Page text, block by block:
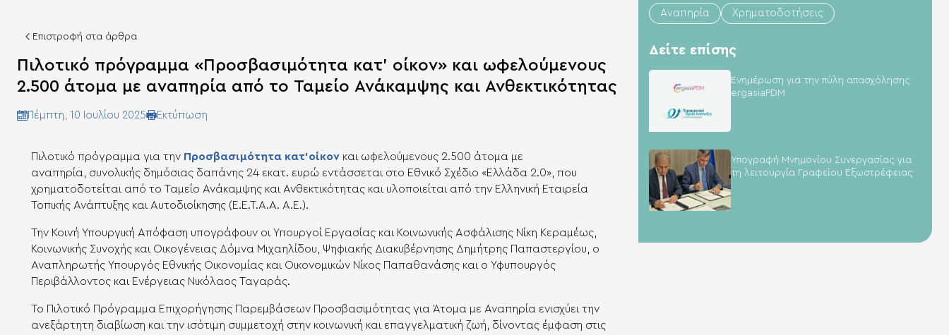
Επιστροφή στα άρθρα
Πιλοτικό πρόγραμμα «Προσβασιμότητα κατ’ οίκον» και ωφελούμενους
2.500 άτομα με αναπηρία από το Ταμείο Ανάκαμψης και Ανθεκτικότητας
Πέμπτη, 10 Ιουλίου 2025 Eκτύπωση
Πιλοτικό πρόγραμμα για την Προσβασιμότητα κατ’οίκον και ωφελούμενους 2.500 άτομα με
αναπηρία, συνολικής δημόσιας δαπάνης 24 εκατ. ευρώ εντάσσεται στο Εθνικό Σχέδιο «Ελλάδα 2.0», που
χρηματοδοτείται από το Ταμείο Ανάκαμψης και Ανθεκτικότητας και υλοποιείται από την Ελληνική Εταιρεία
Τοπικής Ανάπτυξης και Αυτοδιοίκησης (Ε.Ε.Τ.Α.Α. Α.Ε.).
Την Κοινή Υπουργική Απόφαση υπογράφουν οι Υπουργοί Εργασίας και Κοινωνικής Ασφάλισης Νίκη Κεραμέως,
Κοινωνικής Συνοχής και Οικογένειας Δόμνα Μιχαηλίδου, Ψηφιακής Διακυβέρνησης Δημήτρης Παπαστεργίου, ο
Αναπληρωτής Υπουργός Εθνικής Οικονομίας και Οικονομικών Νίκος Παπαθανάσης και ο Υφυπουργός
Περιβάλλοντος και Ενέργειας Νικόλαος Ταγαράς.
Το Πιλοτικό Πρόγραμμα Επιχορήγησης Παρεμβάσεων Προσβασιμότητας για Άτομα με Αναπηρία ενισχύει την
ανεξάρτητη διαβίωση και την ισότιμη συμμετοχή στην κοινωνική και επαγγελματική ζωή, δίνοντας έμφαση στις
Aναπηρία Χρηματοδοτήσεις
Δείτε επίσης
Ενημέρωση για την πύλη απασχόλησης
ergasiaPDM
Υπογραφή Μνημονίου Συνεργασίας για
τη λειτουργία Γραφείου Εξωστρέφειας